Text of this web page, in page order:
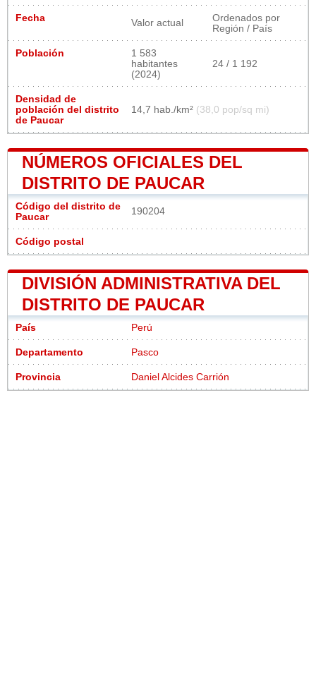
Fecha Valor actual
Ordenados por
Región / País
Población
1 583
habitantes
(2024)
24 / 1 192
Densidad de
población del distrito
de Paucar
14,7 hab./km² (38,0 pop/sq mi)
NÚMEROS OFICIALES DEL
DISTRITO DE PAUCAR
Código del distrito de
Paucar
190204
Código postal
DIVISIÓN ADMINISTRATIVA DEL
DISTRITO DE PAUCAR
País Perú
Departamento Pasco
Provincia Daniel Alcides Carrión